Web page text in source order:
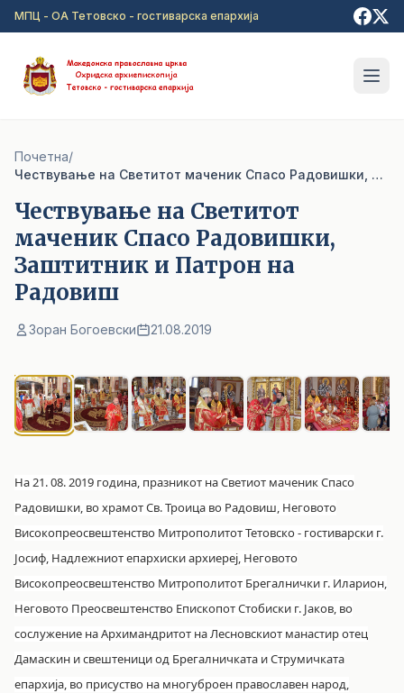
Прејди на главна содржина
МПЦ - ОА Тетовско - гостиварска епархија
Почетна/
Чествување на Светитот маченик Спасо Радовишки, Заштитник и Патрон на Радовиш
Чествување на Светитот
маченик Спасо Радовишки,
Заштитник и Патрон на
Радовиш
Зоран Богоевски 21.08.2019
На 21. 08. 2019 година, празникот на Светиот маченик Спасо
Радовишки, во храмот Св. Троица во Радовиш, Неговото
Високопреосвештенство Митрополитот Тетовско - гостиварски г.
Јосиф, Надлежниот епархиски архиереј, Неговото
Високопреосвештенство Митрополитот Брегалнички г. Иларион,
Неговото Преосвештенство Епископот Стобиски г. Јаков, во
сослужение на Архимандритот на Лесновскиот манастир отец
Дамаскин и свештеници од Брегалничката и Струмичката
епархија, во присуство на многуброен православен народ,